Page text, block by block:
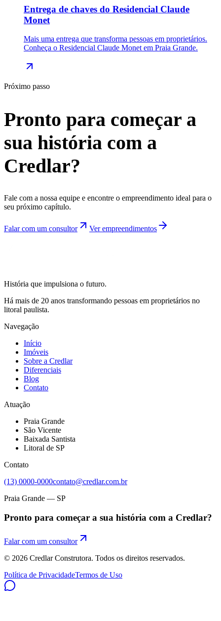
Entrega de chaves do Residencial Claude
Monet
Mais uma entrega que transforma pessoas em proprietários.
Conheça o Residencial Claude Monet em Praia Grande.
Próximo passo
Pronto para começar a
sua história com a
Credlar?
Fale com a nossa equipe e encontre o empreendimento ideal para o
seu próximo capítulo.
Falar com um consultor Ver empreendimentos
História que impulsiona o futuro.
Há mais de 20 anos transformando pessoas em proprietários no
litoral paulista.
Navegação
Início
Imóveis
Sobre a Credlar
Diferenciais
Blog
Contato
Atuação
Praia Grande
São Vicente
Baixada Santista
Litoral de SP
Contato
(13) 0000-0000contato@credlar.com.br
Praia Grande — SP
Pronto para começar a sua história com a Credlar?
Falar com um consultor
© 2026 Credlar Construtora. Todos os direitos reservados.
Política de PrivacidadeTermos de Uso